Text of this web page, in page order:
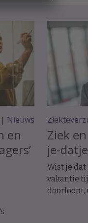
| Nieuws
en
Ziek
je-
Wist je dat
vakantie
doorloopt,